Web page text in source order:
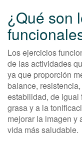
¿Qué son
Los ejercicios
de las actividades
ya que proporción
balance,
estabilidad, de igual
grasa y a la
mejorar la imagen y
vida más saludable.